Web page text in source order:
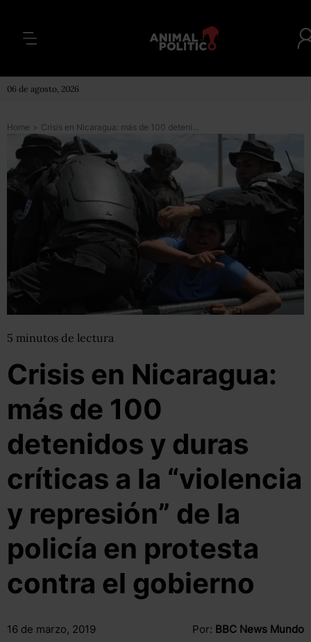
06 de agosto, 2026
Home > Crisis en Nicaragua: más de 100 detenidos y duras críticas a la “violencia y represión” de la policía en protesta contra el gobierno
5 minutos de lectura
Crisis en Nicaragua:
más de 100
detenidos y duras
críticas a la “violencia
y represión” de la
policía en protesta
contra el gobierno
16 de marzo, 2019 Por: BBC News Mundo